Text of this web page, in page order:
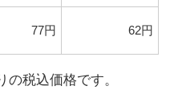
77円 62円
税込価格です。